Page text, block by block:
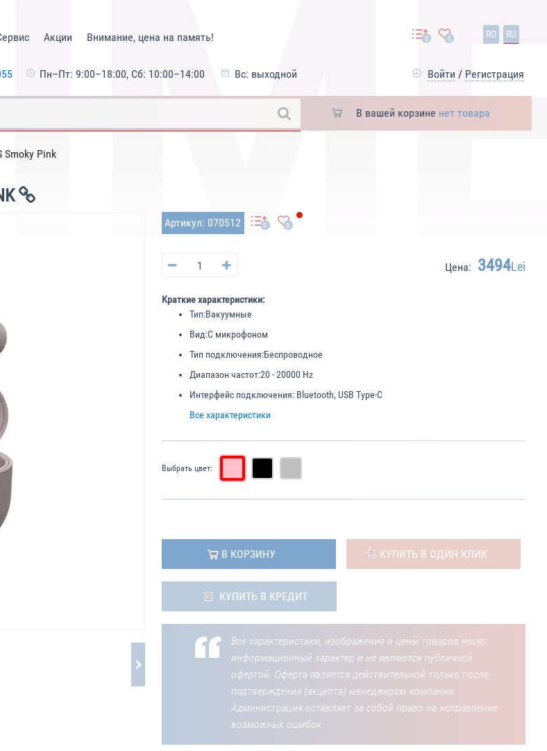
Акции Внимание, цена на память!
Пн–Пт: 9:00–18:00, Сб: 10:00–14:00 Вс: выходной
0 0 RO RU
Войти / Регистрация
В вашей корзине нет товара
Smoky Pink
Артикул: 070512 0 0
Цена: 3494Lei
Краткие характеристики:
Тип:Вакуумные
Вид:С микрофоном
Тип подключения:Беспроводное
Диапазон частот:20 - 20000 Hz
Интерфейс подключения:Bluetooth, USB Type-C
Все характеристики
Выбрать цвет:
В КОРЗИНУ КУПИТЬ В ОДИН КЛИК
КУПИТЬ В КРЕДИТ
Все характеристики, изображения и цены товаров носят
информационный характер и не являются публичной
офертой. Оферта является действительной только после
подтверждения (акцепта) менеджером компании.
Администрация оставляет за собой право на исправление
возможных ошибок.